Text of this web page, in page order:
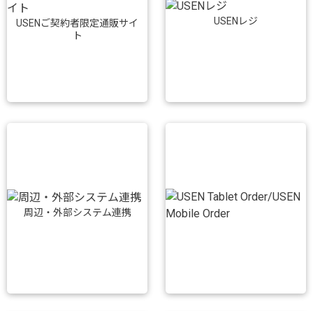
USENご契約者限定通販サイ
ト
USENレジ
周辺・外部システム連携